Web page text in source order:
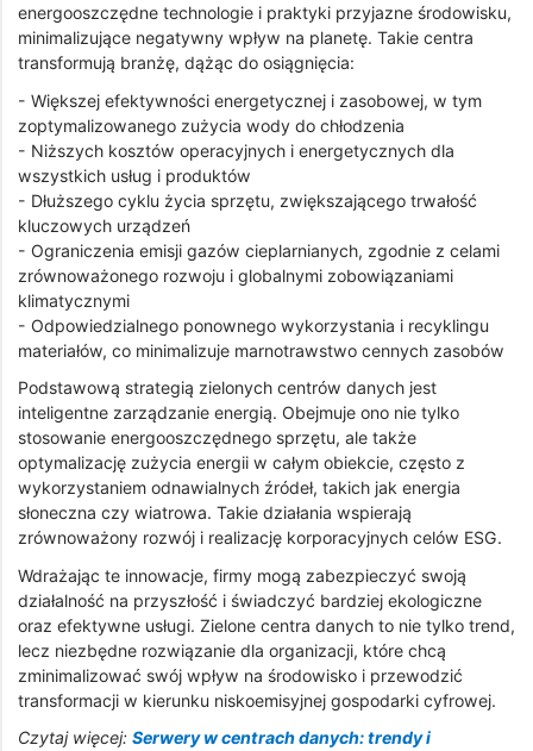
energooszczędne technologie i praktyki przyjazne środowisku,
minimalizujące negatywny wpływ na planetę. Takie centra
transformują branżę, dążąc do osiągnięcia:
- Większej efektywności energetycznej i zasobowej, w tym
zoptymalizowanego zużycia wody do chłodzenia
- Niższych kosztów operacyjnych i energetycznych dla
wszystkich usług i produktów
- Dłuższego cyklu życia sprzętu, zwiększającego trwałość
kluczowych urządzeń
- Ograniczenia emisji gazów cieplarnianych, zgodnie z celami
zrównoważonego rozwoju i globalnymi zobowiązaniami
klimatycznymi
- Odpowiedzialnego ponownego wykorzystania i recyklingu
materiałów, co minimalizuje marnotrawstwo cennych zasobów
Podstawową strategią zielonych centrów danych jest
inteligentne zarządzanie energią. Obejmuje ono nie tylko
stosowanie energooszczędnego sprzętu, ale także
optymalizację zużycia energii w całym obiekcie, często z
wykorzystaniem odnawialnych źródeł, takich jak energia
słoneczna czy wiatrowa. Takie działania wspierają
zrównoważony rozwój i realizację korporacyjnych celów ESG.
Wdrażając te innowacje, firmy mogą zabezpieczyć swoją
działalność na przyszłość i świadczyć bardziej ekologiczne
oraz efektywne usługi. Zielone centra danych to nie tylko trend,
lecz niezbędne rozwiązanie dla organizacji, które chcą
zminimalizować swój wpływ na środowisko i przewodzić
transformacji w kierunku niskoemisyjnej gospodarki cyfrowej.
Czytaj więcej: Serwery w centrach danych: trendy i